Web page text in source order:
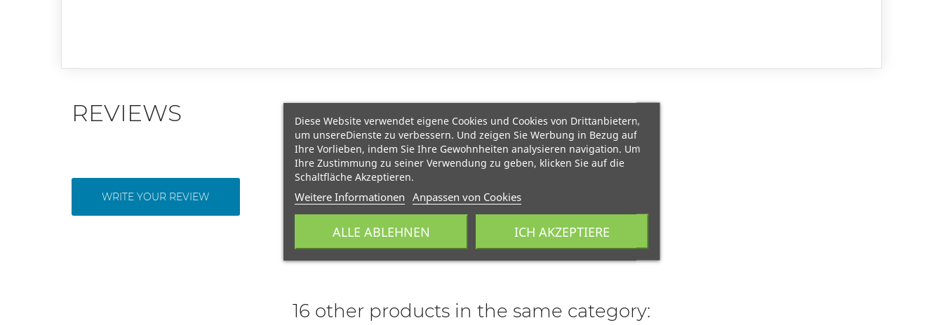
REVIEWS
WRITE YOUR REVIEW
16 other products in the same category:
Diese Website verwendet eigene Cookies und Cookies von Drittanbietern,
um unsereDienste zu verbessern. Und zeigen Sie Werbung in Bezug auf
Ihre Vorlieben, indem Sie Ihre Gewohnheiten analysieren navigation. Um
Ihre Zustimmung zu seiner Verwendung zu geben, klicken Sie auf die
Schaltfläche Akzeptieren.
Weitere Informationen Anpassen von Cookies
ALLE ABLEHNEN ICH AKZEPTIERE